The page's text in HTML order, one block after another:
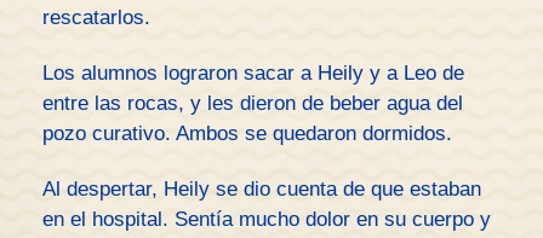
rescatarlos.
Los alumnos lograron sacar a Heily y a Leo de
entre las rocas, y les dieron de beber agua del
pozo curativo. Ambos se quedaron dormidos.
Al despertar, Heily se dio cuenta de que estaban
en el hospital. Sentía mucho dolor en su cuerpo y